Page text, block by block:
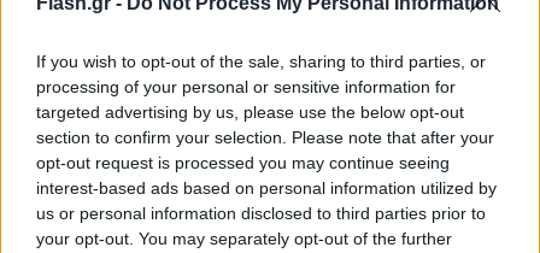
If you wish to opt-out of the sale, sharing to third parties, or
processing of your personal or sensitive information for
targeted advertising by us, please use the below opt-out
section to confirm your selection. Please note that after your
opt-out request is processed you may continue seeing
interest-based ads based on personal information utilized by
us or personal information disclosed to third parties prior to
your opt-out. You may separately opt-out of the further